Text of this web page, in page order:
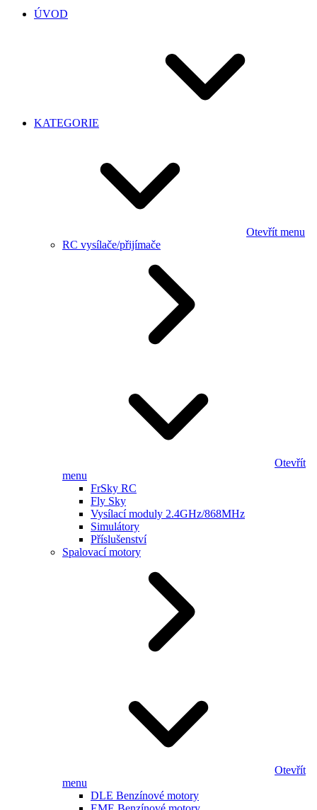
ÚVOD
KATEGORIE
Otevřít menu
RC vysílače/přijímače
Otevřít
menu
FrSky RC
Fly Sky
Vysílací moduly 2.4GHz/868MHz
Simulátory
Příslušenství
Spalovací motory
Otevřít
menu
DLE Benzínové motory